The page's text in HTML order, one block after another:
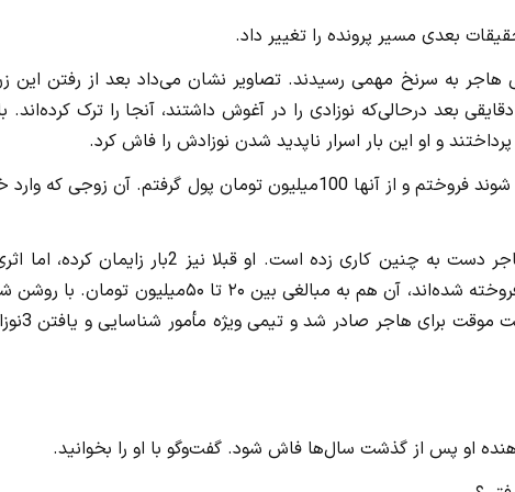
بعدی مسیر پرونده را تغییر داد.
هاجر به سرنخ مهمی رسیدند. تصاویر نشان می‌داد بعد از رفتن این
بعد درحالی‌که نوزادی را در آغوش داشتند، آنجا را ترک کرده‌اند.
و او این بار اسرار ناپدید شدن نوزادش را فاش کرد.
وی گفت: من بچه‌ام را به خانواده‌ای که نمی‌توانستند بچه‌دار شوند فروختم و از آنها 100میلیون تومان پول گرفتم. آن زوجی
تحقیقات گسترده‌تر نشان داد این نخستین ‌بار نبوده که هاجر دست به چنین کاری زده است. او قبلا نیز 2بار زایمان
فرزندانش نبود. در نهایت مشخص شد آن 2 نوزاد دیگر هم فروخته شده‌اند، آن هم به مبالغی بین ۲۰ تا ۵۰میلیون
ابعاد پرونده به دستور قاضی محمدتقی شعبانی،